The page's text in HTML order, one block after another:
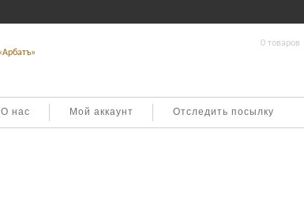
0 товаров
О нас Мой аккаунт Отследить посылку